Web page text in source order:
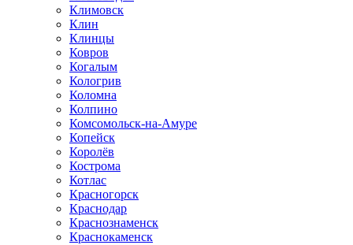
Климовск
Клин
Клинцы
Ковров
Когалым
Кологрив
Коломна
Колпино
Комсомольск-на-Амуре
Копейск
Королёв
Кострома
Котлас
Красногорск
Краснодар
Краснознаменск
Краснокаменск